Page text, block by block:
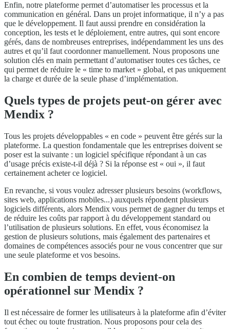
Enfin, notre plateforme permet d’automatiser les processus et la
communication en général. Dans un projet informatique, il n’y a pas
que le développement. Il faut aussi prendre en considération la
conception, les tests et le déploiement, entre autres, qui sont encore
gérés, dans de nombreuses entreprises, indépendamment les uns des
autres et qu’il faut coordonner manuellement. Nous proposons une
solution clés en main permettant d’automatiser toutes ces tâches, ce
qui permet de réduire le « time to market » global, et pas uniquement
la charge et durée de la seule phase d’implémentation.
Quels types de projets peut-on gérer avec
Mendix ?
Tous les projets développables « en code » peuvent être gérés sur la
plateforme. La question fondamentale que les entreprises doivent se
poser est la suivante : un logiciel spécifique répondant à un cas
d’usage précis existe-t-il déjà ? Si la réponse est « oui », il faut
certainement acheter ce logiciel.
En revanche, si vous voulez adresser plusieurs besoins (workflows,
sites web, applications mobiles...) auxquels répondent plusieurs
logiciels différents, alors Mendix vous permet de gagner du temps et
de réduire les coûts par rapport à du développement standard ou
l’utilisation de plusieurs solutions. En effet, vous économisez la
gestion de plusieurs solutions, mais également des partenaires et
domaines de compétences associés pour ne vous concentrer que sur
une seule plateforme et vos besoins.
En combien de temps devient-on
opérationnel sur Mendix ?
Il est nécessaire de former les utilisateurs à la plateforme afin d’éviter
tout échec ou toute frustration. Nous proposons pour cela des